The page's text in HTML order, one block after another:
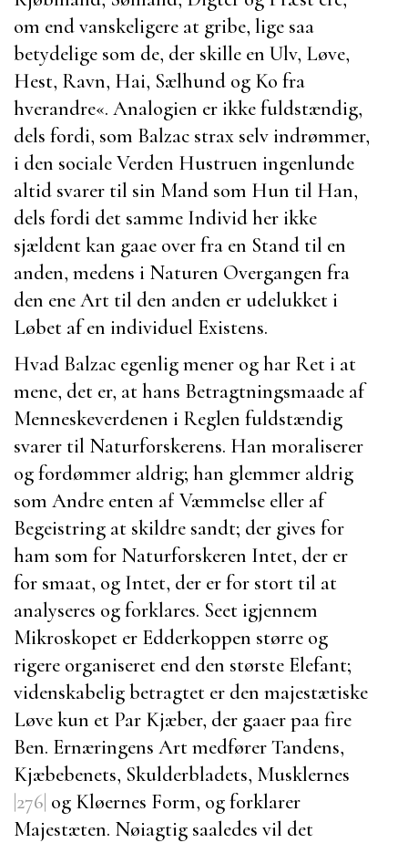
om end vanskeligere at gribe, lige saa
betydelige som de, der skille en Ulv, Løve,
Hest, Ravn, Hai, Sælhund og Ko fra
hverandre«. Analogien er ikke fuldstændig,
dels fordi, som Balzac strax selv indrømmer,
i den sociale Verden Hustruen ingenlunde
altid svarer til sin Mand som Hun til Han,
dels fordi det samme Individ her ikke
sjældent kan gaae over fra en Stand til en
anden, medens i Naturen Overgangen fra
den ene Art til den anden er udelukket i
Løbet af en individuel Existens.
Hvad Balzac egenlig mener og har Ret i at
mene, det er, at hans Betragtningsmaade af
Menneskeverdenen i Reglen fuldstændig
svarer til Naturforskerens. Han moraliserer
og fordømmer aldrig; han glemmer aldrig
som Andre enten af Væmmelse eller af
Begeistring at skildre sandt; der gives for
ham som for Naturforskeren Intet, der er
for smaat, og Intet, der er for stort til at
analyseres og forklares. Seet igjennem
Mikroskopet er Edderkoppen større og
rigere organiseret end den største Elefant;
videnskabelig betragtet er den majestætiske
Løve kun et Par Kjæber, der gaaer paa fire
Ben. Ernæringens Art medfører Tandens,
Kjæbebenets, Skulderbladets, Musklernes
|276| og Kløernes Form, og forklarer
Majestæten. Nøiagtig saaledes vil det